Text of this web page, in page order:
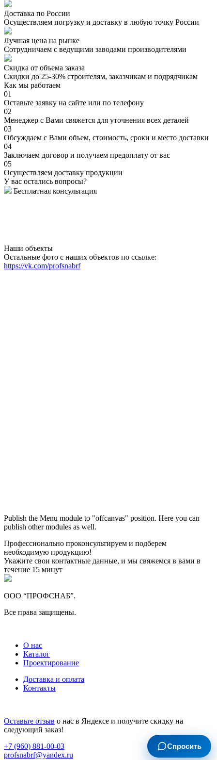
Доставка по России
Осуществляем погрузку и доставку в любую точку России
Лучшая цена на рынке
Сотрудничаем с ведущими заводами производителями
Скидка от объема заказа
Скидки до 25-30% строителям, заказчикам и подрядчикам
Как мы работаем
01
Оставьте заявку на сайте или по телефону
02
Менеджер с Вами свяжется для уточнения всех деталей
03
Обсуждаем с Вами объем, стоимость, сроки и место доставки
04
Заключаем договор и получаем предоплату от вас
05
Осуществляем доставку продукции
У вас остались вопросы?
Бесплатная консультация
Наши объекты
Остальные фото с наших объектов по ссылке:
https://vk.com/profsnabrf
Publish the Menu module to "offcanvas" position. Here you can
publish other modules as well.
Спросить
М ● консультант ПРОФСНАБ
Профессионально проконсультируем и подберем
необходимую продукцию!
Укажите свои контактные данные, и мы свяжемся в вами в
течение 15 минут
ООО “ПРОФСНАБ”.
Все права защищены.
О нас
Каталог
Проектирование
Доставка и оплата
Контакты
Оставьте отзыв о нас в Яндексе и получите скидку на
следующий заказ!
+7 (960) 881-00-03
profsnabrf@yandex.ru